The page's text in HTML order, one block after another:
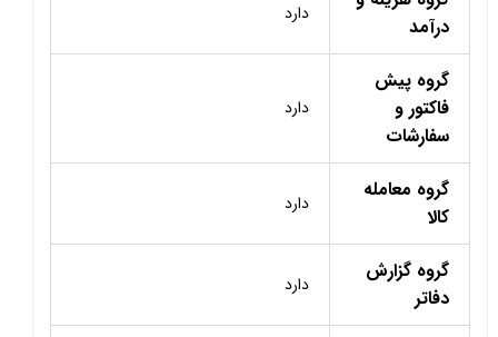
درآمد
دارد
گروه پیش
فاکتور و
سفارشات
دارد
گروه معامله
کالا
دارد
گروه گزارش
دفاتر
دارد